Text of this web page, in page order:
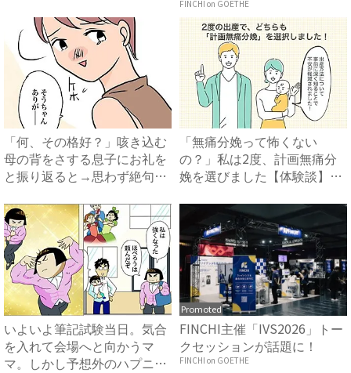
FINCHI on GOETHE
「何、その格好？」咳き込む
母の背をさする息子にお礼を
と振り返ると→思わず絶句し
「無痛分娩って怖くない
の？」私は2度、計画無痛分
娩を選びました【体験談】｜
いよいよ筆記試験当日。気合
を入れて会場へと向かうマ
マ。しかし予想外のハプニン
Promoted
FINCHI主催「IVS2026」トー
クセッションが話題に！
FINCHI on GOETHE